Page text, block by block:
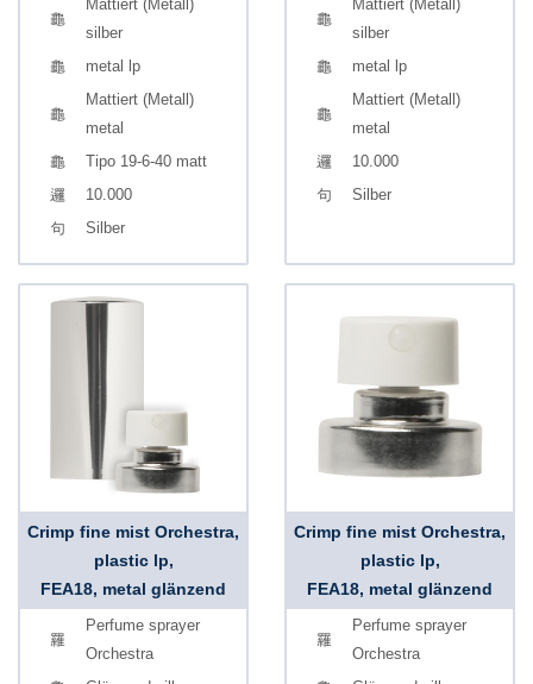
Mattiert (Metall)
silber
metal lp
Mattiert (Metall)
metal
Tipo 19-6-40 matt
10.000
Silber
Mattiert (Metall)
silber
metal lp
Mattiert (Metall)
metal
10.000
Silber
Crimp fine mist Orchestra,
plastic lp,
FEA18, metal glänzend
Perfume sprayer
Orchestra
Crimp fine mist Orchestra,
plastic lp,
FEA18, metal glänzend
Perfume sprayer
Orchestra